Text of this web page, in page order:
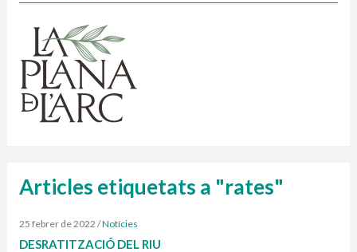
1 contenidors intel·ligents
Finançat per la Unió Europea – NextGenerationEU
Articles etiquetats a "rates"
25 febrer de 2022 /Notícies
DESRATITZACIÓ DEL RIU